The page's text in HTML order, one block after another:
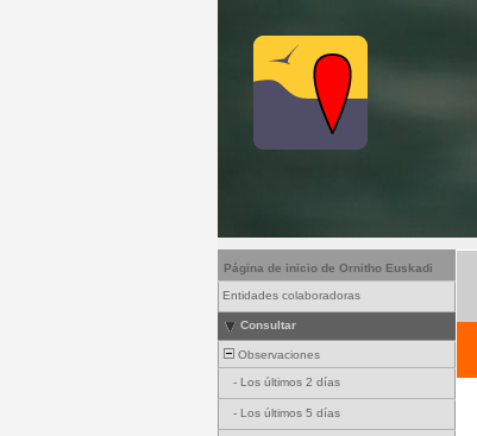
Página de inicio de Ornitho Euskadi
Entidades colaboradoras
Consultar
Observaciones
- Los últimos 2 días
- Los últimos 5 días